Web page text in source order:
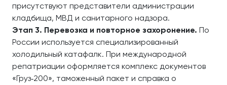
присутствуют представители администрации
кладбища, МВД и санитарного надзора.
Этап 3. Перевозка и повторное захоронение. По
России используется специализированный
холодильный катафалк. При международной
репатриации оформляется комплекс документов
«Груз‑200», таможенный пакет и справка о